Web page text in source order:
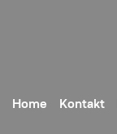
Home Kontakt